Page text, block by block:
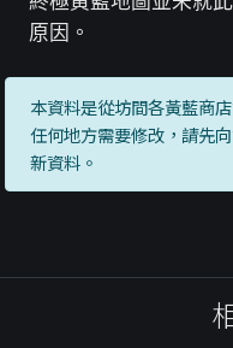
原因。
本資料是從坊間各黃藍商
任何地方需要修改，請先
新資料。